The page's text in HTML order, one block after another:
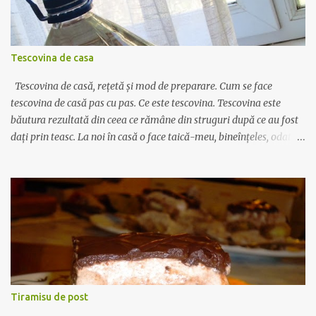
si uleiul, si imediat se toarna un pahar de apa (200 ml) calda sau
supa de oase, daca aveti la indemana. Se amesteca des ca sa nu se
formeze cocoloase de faina, apoi se toarna sosul si ceapa peste
Tescovina de casa
Tescovina de casă, rețetă și mod de preparare. Cum se face
tescovina de casă pas cu pas. Ce este tescovina. Tescovina este
băutura rezultată din ceea ce rămâne din struguri după ce au fost
dați prin teasc. La noi în casă o face taică-meu, bineînțeles, odată
din zeamă e bine să rămână acolo. Apoi se pune boasca în saci de
plastic și se așteaptă măcar câteva zile. O puteți lăsa deoparte și 2-
3 luni, nu e nici o problemă. Apoi se pune într-un cazan de felul
celui din poză (dar e mult mai bine să fie din cupru), cazanul să nu
fie plin ochi, să rămână spațiu cam de o palmă. Apoi se pune
capacul peste cazan și se lipește de jur împrejurul vasului cu un
aluat făcut din făină cu apă. Un pic de aluat se pune și în partea de
sus, de unde iese țeava de cupru, ca să etanșeizeze vasul. Astfel,
Tiramisu de post